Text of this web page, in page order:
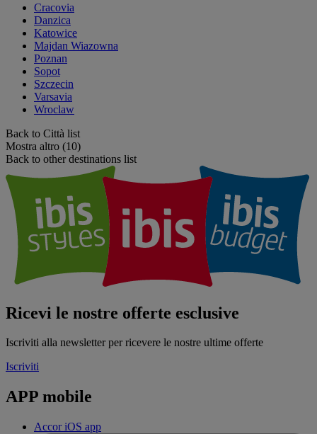
Cracovia
Danzica
Katowice
Majdan Wiazowna
Poznan
Sopot
Szczecin
Varsavia
Wroclaw
Back to Città list
Mostra altro (10)
Back to other destinations list
Ricevi le nostre offerte esclusive
Iscriviti alla newsletter per ricevere le nostre ultime offerte
Iscriviti
APP mobile
Accor iOS app